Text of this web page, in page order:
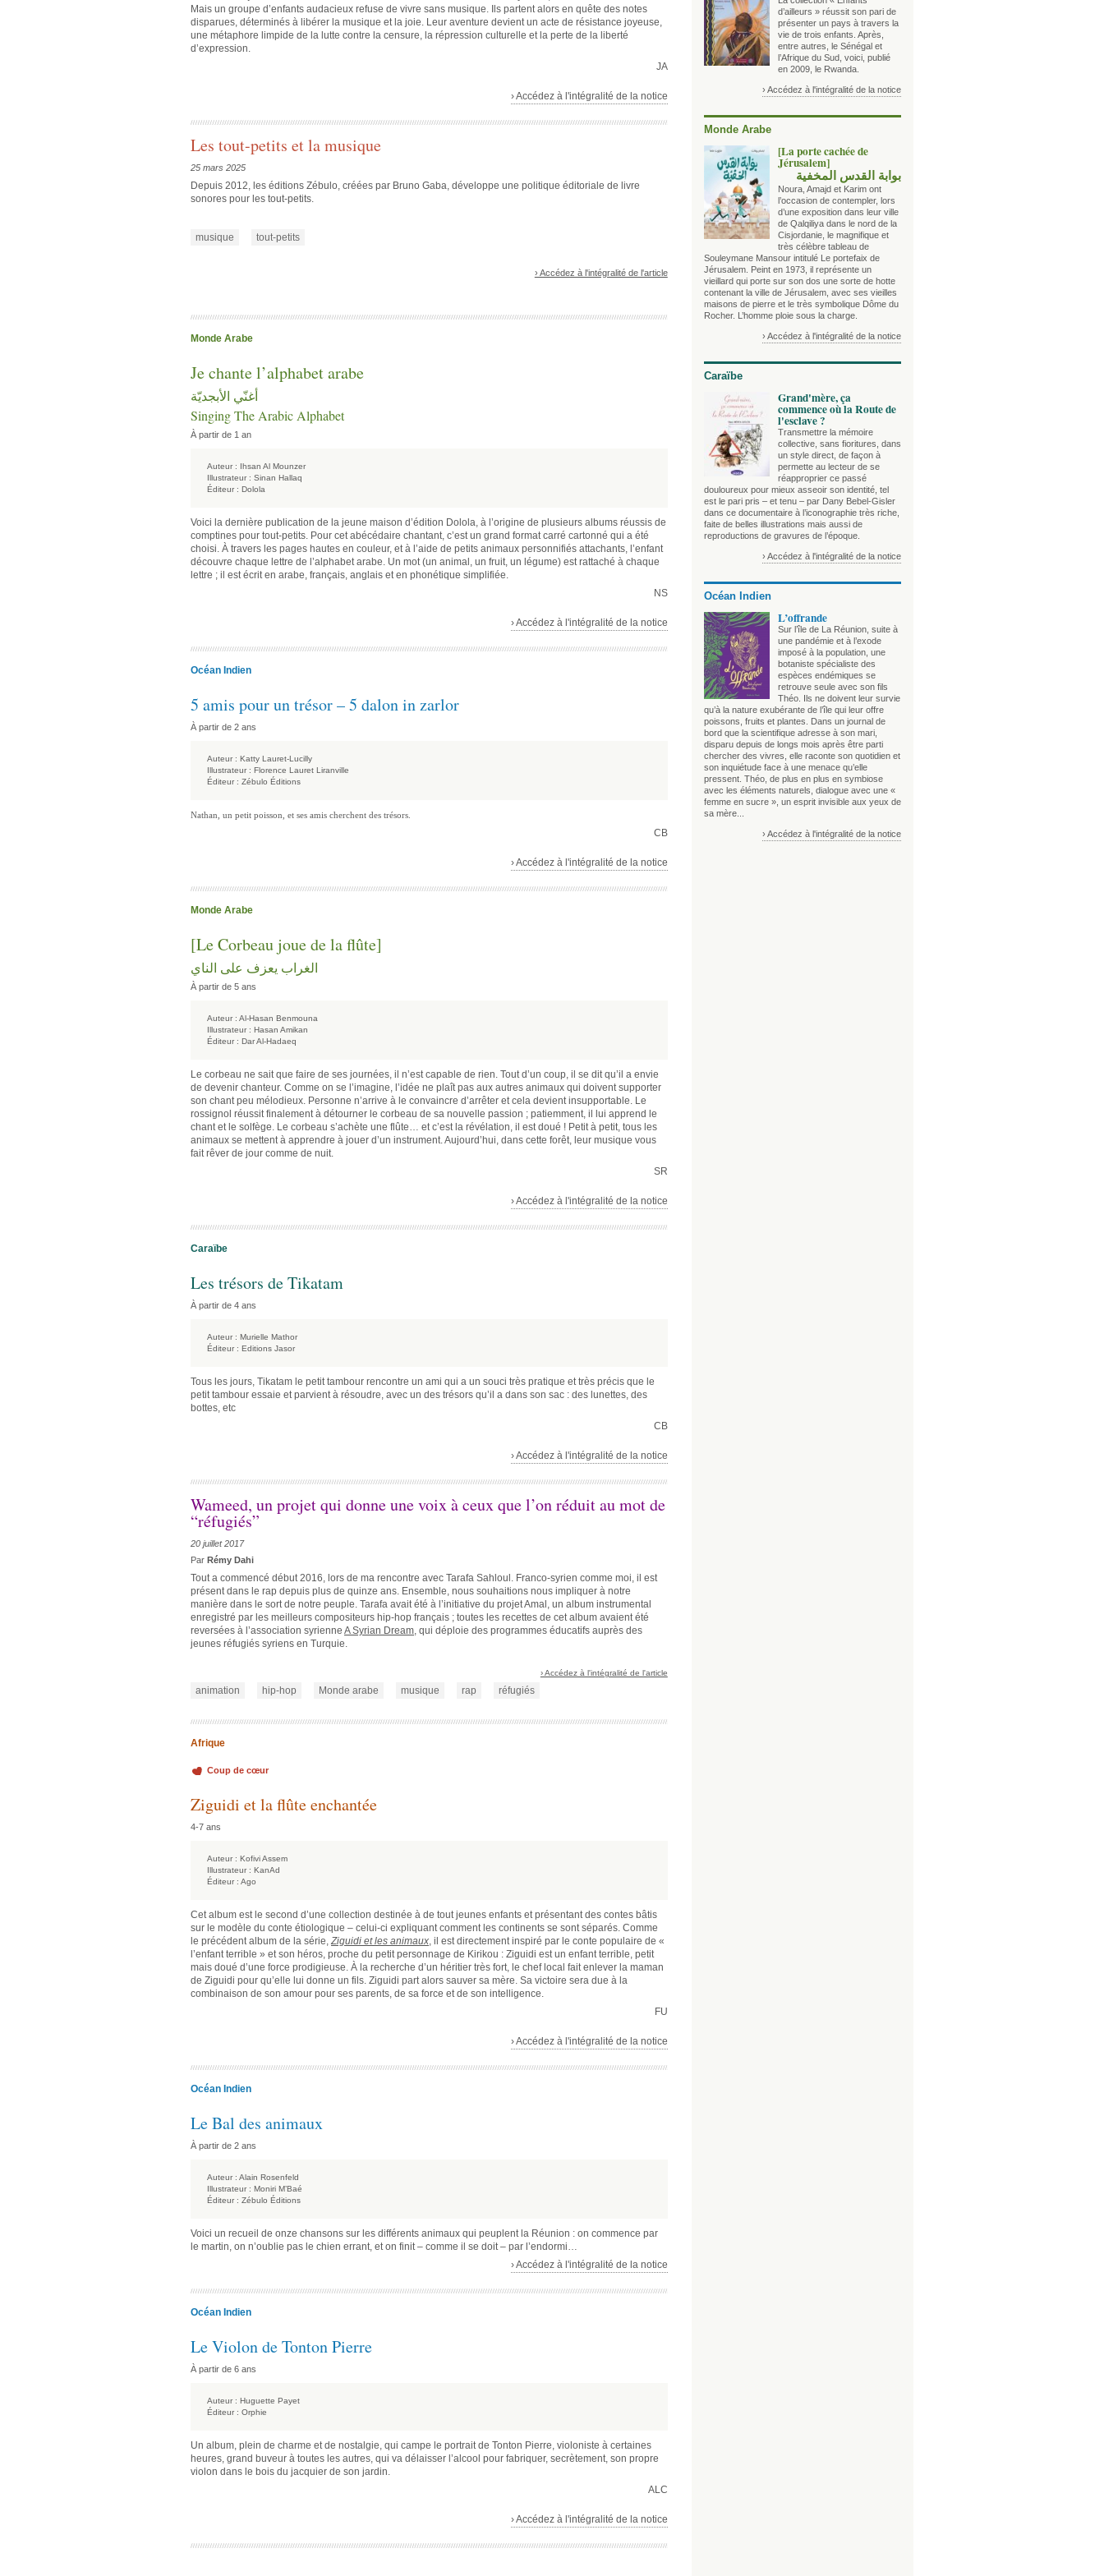
Mais un groupe d’enfants audacieux refuse de vivre sans musique. Ils partent alors en quête des notes
disparues, déterminés à libérer la musique et la joie. Leur aventure devient un acte de résistance joyeuse,
une métaphore limpide de la lutte contre la censure, la répression culturelle et la perte de la liberté
d’expression.
JA
› Accédez à l'intégralité de la notice
Les tout-petits et la musique
25 mars 2025
Depuis 2012, les éditions Zébulo, créées par Bruno Gaba, développe une politique éditoriale de livre
sonores pour les tout-petits.
musique tout-petits
› Accédez à l'intégralité de l'article
Monde Arabe
Je chante l’alphabet arabe
أغنّي الأبجديّة
Singing The Arabic Alphabet
À partir de 1 an
Auteur : Ihsan Al Mounzer
Illustrateur : Sinan Hallaq
Éditeur : Dolola
Voici la dernière publication de la jeune maison d’édition Dolola, à l’origine de plusieurs albums réussis de
comptines pour tout-petits. Pour cet abécédaire chantant, c’est un grand format carré cartonné qui a été
choisi. À travers les pages hautes en couleur, et à l’aide de petits animaux personnifiés attachants, l’enfant
découvre chaque lettre de l’alphabet arabe. Un mot (un animal, un fruit, un légume) est rattaché à chaque
lettre ; il est écrit en arabe, français, anglais et en phonétique simplifiée.
NS
› Accédez à l'intégralité de la notice
Océan Indien
5 amis pour un trésor – 5 dalon in zarlor
À partir de 2 ans
Auteur : Katty Lauret-Lucilly
Illustrateur : Florence Lauret Liranville
Éditeur : Zébulo Éditions
Nathan, un petit poisson, et ses amis cherchent des trésors.
CB
› Accédez à l'intégralité de la notice
Monde Arabe
[Le Corbeau joue de la flûte]
الغراب يعزف على الناي
À partir de 5 ans
Auteur : Al-Hasan Benmouna
Illustrateur : Hasan Amikan
Éditeur : Dar Al-Hadaeq
Le corbeau ne sait que faire de ses journées, il n’est capable de rien. Tout d’un coup, il se dit qu’il a envie
de devenir chanteur. Comme on se l’imagine, l’idée ne plaît pas aux autres animaux qui doivent supporter
son chant peu mélodieux. Personne n’arrive à le convaincre d’arrêter et cela devient insupportable. Le
rossignol réussit finalement à détourner le corbeau de sa nouvelle passion ; patiemment, il lui apprend le
chant et le solfège. Le corbeau s’achète une flûte… et c’est la révélation, il est doué ! Petit à petit, tous les
animaux se mettent à apprendre à jouer d’un instrument. Aujourd’hui, dans cette forêt, leur musique vous
fait rêver de jour comme de nuit.
SR
› Accédez à l'intégralité de la notice
Caraïbe
Les trésors de Tikatam
À partir de 4 ans
Auteur : Murielle Mathor
Éditeur : Editions Jasor
Tous les jours, Tikatam le petit tambour rencontre un ami qui a un souci très pratique et très précis que le
petit tambour essaie et parvient à résoudre, avec un des trésors qu’il a dans son sac : des lunettes, des
bottes, etc
CB
› Accédez à l'intégralité de la notice
Wameed, un projet qui donne une voix à ceux que l’on réduit au mot de
“réfugiés”
20 juillet 2017
Par Rémy Dahi
Tout a commencé début 2016, lors de ma rencontre avec Tarafa Sahloul. Franco-syrien comme moi, il est
présent dans le rap depuis plus de quinze ans. Ensemble, nous souhaitions nous impliquer à notre
manière dans le sort de notre peuple. Tarafa avait été à l’initiative du projet Amal, un album instrumental
enregistré par les meilleurs compositeurs hip-hop français ; toutes les recettes de cet album avaient été
reversées à l’association syrienne A Syrian Dream , qui déploie des programmes éducatifs auprès des
jeunes réfugiés syriens en Turquie.
› Accédez à l'intégralité de l'article
animation hip-hop Monde arabe musique rap réfugiés
Afrique
Coup de cœur
Ziguidi et la flûte enchantée
4-7 ans
Auteur : Kofivi Assem
Illustrateur : KanAd
Éditeur : Ago
Cet album est le second d’une collection destinée à de tout jeunes enfants et présentant des contes bâtis
sur le modèle du conte étiologique – celui-ci expliquant comment les continents se sont séparés. Comme
le précédent album de la série, Ziguidi et les animaux , il est directement inspiré par le conte populaire de «
l’enfant terrible » et son héros, proche du petit personnage de Kirikou : Ziguidi est un enfant terrible, petit
mais doué d’une force prodigieuse. À la recherche d’un héritier très fort, le chef local fait enlever la maman
de Ziguidi pour qu’elle lui donne un fils. Ziguidi part alors sauver sa mère. Sa victoire sera due à la
combinaison de son amour pour ses parents, de sa force et de son intelligence.
FU
› Accédez à l'intégralité de la notice
Océan Indien
Le Bal des animaux
À partir de 2 ans
Auteur : Alain Rosenfeld
Illustrateur : Moniri M’Baé
Éditeur : Zébulo Éditions
Voici un recueil de onze chansons sur les différents animaux qui peuplent la Réunion : on commence par
le martin, on n’oublie pas le chien errant, et on finit – comme il se doit – par l’endormi…
› Accédez à l'intégralité de la notice
Océan Indien
Le Violon de Tonton Pierre
À partir de 6 ans
Auteur : Huguette Payet
Éditeur : Orphie
Un album, plein de charme et de nostalgie, qui campe le portrait de Tonton Pierre, violoniste à certaines
heures, grand buveur à toutes les autres, qui va délaisser l’alcool pour fabriquer, secrètement, son propre
violon dans le bois du jacquier de son jardin.
ALC
› Accédez à l'intégralité de la notice
d’ailleurs » réussit son pari de
présenter un pays à travers la
vie de trois enfants. Après,
entre autres, le Sénégal et
l’Afrique du Sud, voici, publié
en 2009, le Rwanda.
› Accédez à l'intégralité de la notice
Monde Arabe
[La porte cachée de
Jérusalem]
بوابة القدس المخفية
Noura, Amajd et Karim ont
l’occasion de contempler, lors
d’une exposition dans leur ville
de Qalqiliya dans le nord de la
Cisjordanie, le magnifique et
très célèbre tableau de
Souleymane Mansour intitulé Le portefaix de
Jérusalem. Peint en 1973, il représente un
vieillard qui porte sur son dos une sorte de hotte
contenant la ville de Jérusalem, avec ses vieilles
maisons de pierre et le très symbolique Dôme du
Rocher. L’homme ploie sous la charge.
› Accédez à l'intégralité de la notice
Caraïbe
Grand'mère, ça
commence où la Route de
l'esclave ?
Transmettre la mémoire
collective, sans fioritures, dans
un style direct, de façon à
permette au lecteur de se
réapproprier ce passé
douloureux pour mieux asseoir son identité, tel
est le pari pris – et tenu – par Dany Bebel-Gisler
dans ce documentaire à l’iconographie très riche,
faite de belles illustrations mais aussi de
reproductions de gravures de l’époque.
› Accédez à l'intégralité de la notice
Océan Indien
L’offrande
Sur l’île de La Réunion, suite à
une pandémie et à l’exode
imposé à la population, une
botaniste spécialiste des
espèces endémiques se
retrouve seule avec son fils
Théo. Ils ne doivent leur survie
qu’à la nature exubérante de l’île qui leur offre
poissons, fruits et plantes. Dans un journal de
bord que la scientifique adresse à son mari,
disparu depuis de longs mois après être parti
chercher des vivres, elle raconte son quotidien et
son inquiétude face à une menace qu’elle
pressent. Théo, de plus en plus en symbiose
avec les éléments naturels, dialogue avec une «
femme en sucre », un esprit invisible aux yeux de
sa mère...
› Accédez à l'intégralité de la notice